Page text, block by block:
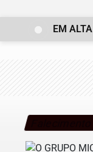
COELHO. RACING
EM ALTA